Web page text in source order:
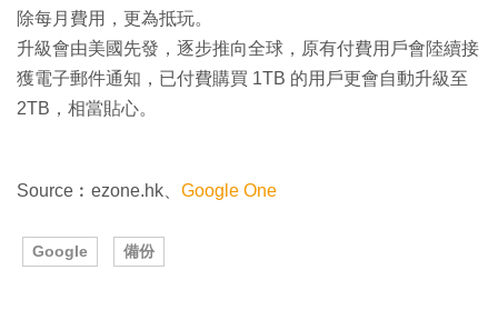
除每月費用，更為抵玩。
升級會由美國先發，逐步推向全球，原有付費用戶會陸續接
獲電子郵件通知，已付費購買 1TB 的用戶更會自動升級至
2TB，相當貼心。
Source︰ezone.hk、 Google One
Google 備份